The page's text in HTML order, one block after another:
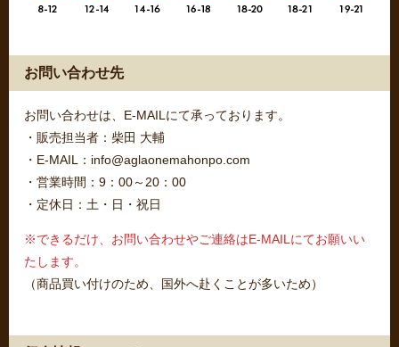
お問い合わせ先
お問い合わせは、E-MAILにて承っております。
・販売担当者：柴田 大輔
・E-MAIL：info@aglaonemahonpo.com
・営業時間：9：00～20：00
・定休日：土・日・祝日
※できるだけ、お問い合わせやご連絡はE-MAILにてお願いい
たします。
（商品買い付けのため、国外へ赴くことが多いため）